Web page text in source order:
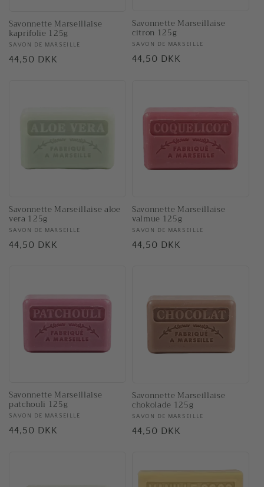
Savonnette Marseillaise
kaprifolie 125g
Forhandler:
SAVON DE MARSEILLE
Normalpris
44,50 DKK
Savonnette Marseillaise
citron 125g
Forhandler:
SAVON DE MARSEILLE
Normalpris
44,50 DKK
Savonnette Marseillaise aloe
vera 125g
Forhandler:
SAVON DE MARSEILLE
Normalpris
44,50 DKK
Savonnette Marseillaise
valmue 125g
Forhandler:
SAVON DE MARSEILLE
Normalpris
44,50 DKK
Savonnette Marseillaise
patchouli 125g
Forhandler:
SAVON DE MARSEILLE
Normalpris
44,50 DKK
Savonnette Marseillaise
chokolade 125g
Forhandler:
SAVON DE MARSEILLE
Normalpris
44,50 DKK